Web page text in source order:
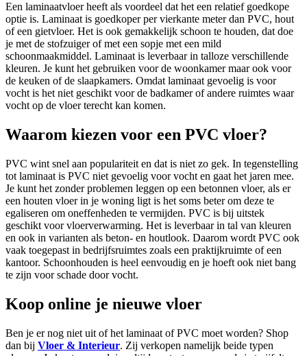
Een laminaatvloer heeft als voordeel dat het een relatief goedkope
optie is. Laminaat is goedkoper per vierkante meter dan PVC, hout
of een gietvloer. Het is ook gemakkelijk schoon te houden, dat doe
je met de stofzuiger of met een sopje met een mild
schoonmaakmiddel. Laminaat is leverbaar in talloze verschillende
kleuren. Je kunt het gebruiken voor de woonkamer maar ook voor
de keuken of de slaapkamers. Omdat laminaat gevoelig is voor
vocht is het niet geschikt voor de badkamer of andere ruimtes waar
vocht op de vloer terecht kan komen.
Waarom kiezen voor een PVC vloer?
PVC wint snel aan populariteit en dat is niet zo gek. In tegenstelling
tot laminaat is PVC niet gevoelig voor vocht en gaat het jaren mee.
Je kunt het zonder problemen leggen op een betonnen vloer, als er
een houten vloer in je woning ligt is het soms beter om deze te
egaliseren om oneffenheden te vermijden. PVC is bij uitstek
geschikt voor vloerverwarming. Het is leverbaar in tal van kleuren
en ook in varianten als beton- en houtlook. Daarom wordt PVC ook
vaak toegepast in bedrijfsruimtes zoals een praktijkruimte of een
kantoor. Schoonhouden is heel eenvoudig en je hoeft ook niet bang
te zijn voor schade door vocht.
Koop online je nieuwe vloer
Ben je er nog niet uit of het laminaat of PVC moet worden? Shop
dan bij Vloer & Interieur. Zij verkopen namelijk beide typen